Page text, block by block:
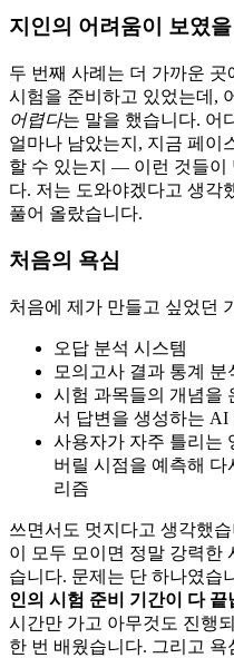
지인의 어려움이 보였을
두 번째 사례는 더 가까운 곳
시험을 준비하고 있었는데,
어렵다는 말을 했습니다. 어
얼마나 남았는지, 지금 페이
할 수 있는지 — 이런 것들이
다. 저는 도와야겠다고 생각
풀어 올랐습니다.
처음의 욕심
처음에 제가 만들고 싶었던
오답 분석 시스템
모의고사 결과 통계 분
시험 과목들의 개념을
서 답변을 생성하는 AI
사용자가 자주 틀리는
버릴 시점을 예측해
리즘
쓰면서도 멋지다고 생각했
이 모두 모이면 정말 강력한
습니다. 문제는 단 하나였습
인의 시험 준비 기간이 다 끝
시간만 가고 아무것도 진행
한 번 배웠습니다. 그리고 욕